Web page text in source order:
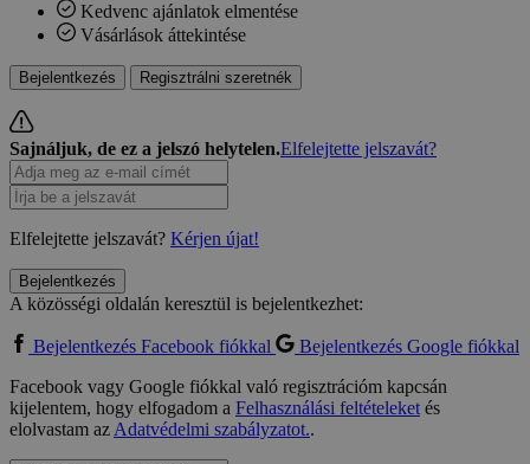
Kedvenc ajánlatok elmentése
Vásárlások áttekintése
Bejelentkezés Regisztrálni szeretnék
Sajnáljuk, de ez a jelszó helytelen.Elfelejtette jelszavát?
Elfelejtette jelszavát? Kérjen újat!
Bejelentkezés
A közösségi oldalán keresztül is bejelentkezhet:
Bejelentkezés Facebook fiókkal
Bejelentkezés Google fiókkal
Facebook vagy Google fiókkal való regisztrációm kapcsán
kijelentem, hogy elfogadom a Felhasználási feltételeketés
elolvastam azAdatvédelmi szabályzatot..